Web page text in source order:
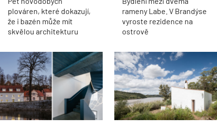
plováren, které dokazují,
že i bazén může mít
skvělou architekturu
rameny Labe. V Brandýse
vyroste rezidence na
ostrově